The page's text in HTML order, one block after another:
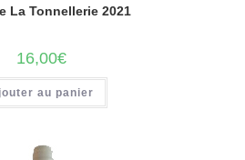
La Tonnellerie 2021
16,00€
au panier